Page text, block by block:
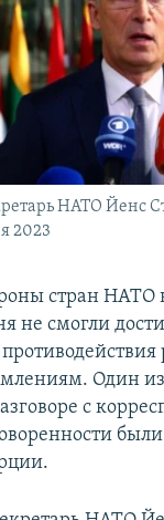
НА РАССЫЛКУ
НАТО Йенс
2023
стран НАТО
не смогли
Один
с